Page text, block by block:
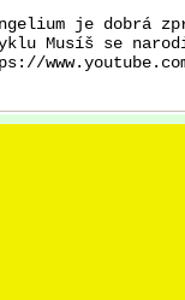
je dobrá
Musíš se